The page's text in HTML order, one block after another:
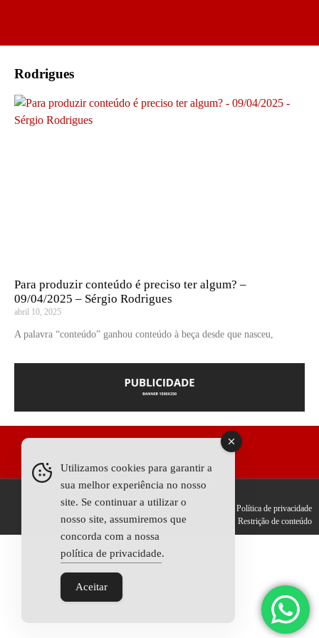
Rodrigues
Para produzir conteúdo é preciso ter algum? –
09/04/2025 – Sérgio Rodrigues
abril 10, 2025
A palavra “conteúdo” ganhou conteúdo à beça desde que nasceu,
Todos os Direitos Reservados © 2025
Fale conosco Anunciar Termos de uso
Política de privacidade
Restrição de conteúdo
Utilizamos cookies para garantir a
sua melhor experiência no nosso
site. Se continuar a utilizar o
nosso site, assumiremos que
concorda com a nossa
política de privacidade.
Aceitar